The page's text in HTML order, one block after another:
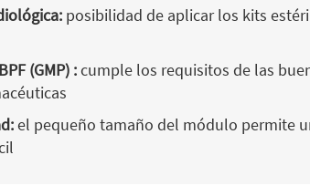
posibilidad de aplicar los kits
(GMP) :cumple los requisitos de las
el pequeño tamaño del módulo permite